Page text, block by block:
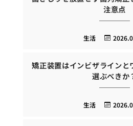
注意点
生活
矯正装置はインビザラインと
選ぶべきか
生活